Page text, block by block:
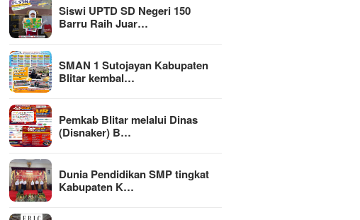
Siswi UPTD SD Negeri 150
Barru Raih Juar…
SMAN 1 Sutojayan Kabupaten
Blitar kembal…
Pemkab Blitar melalui Dinas
(Disnaker) B…
Dunia Pendidikan SMP tingkat
Kabupaten K…